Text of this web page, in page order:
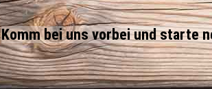
Komm bei uns vorbei und starte